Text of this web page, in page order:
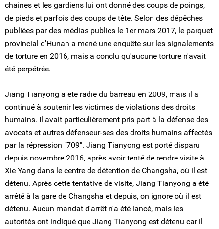
chaines et les gardiens lui ont donné des coups de poings,
de pieds et parfois des coups de tête. Selon des dépêches
publiées par des médias publics le 1er mars 2017, le parquet
provincial d'Hunan a mené une enquête sur les signalements
de torture en 2016, mais a conclu qu'aucune torture n'avait
été perpétrée.
Jiang Tianyong a été radié du barreau en 2009, mais il a
continué à soutenir les victimes de violations des droits
humains. Il avait particulièrement pris part à la défense des
avocats et autres défenseur-ses des droits humains affectés
par la répression "709". Jiang Tianyong est porté disparu
depuis novembre 2016, après avoir tenté de rendre visite à
Xie Yang dans le centre de détention de Changsha, où il est
détenu. Après cette tentative de visite, Jiang Tianyong a été
arrêté à la gare de Changsha et depuis, on ignore où il est
détenu. Aucun mandat d'arrêt n'a été lancé, mais les
autorités ont indiqué que Jiang Tianyong est détenu car il